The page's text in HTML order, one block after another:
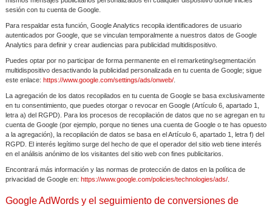
sesión con tu cuenta de Google.
Para respaldar esta función, Google Analytics recopila identificadores de usuario
autenticados por Google, que se vinculan temporalmente a nuestros datos de Google
Analytics para definir y crear audiencias para publicidad multidispositivo.
Puedes optar por no participar de forma permanente en el remarketing/segmentación
multidispositivo desactivando la publicidad personalizada en tu cuenta de Google; sigue
este enlace: https://www.google.com/settings/ads/onweb/.
La agregación de los datos recopilados en tu cuenta de Google se basa exclusivamente
en tu consentimiento, que puedes otorgar o revocar en Google (Artículo 6, apartado 1,
letra a) del RGPD). Para los procesos de recopilación de datos que no se agregan en tu
cuenta de Google (por ejemplo, porque no tienes una cuenta de Google o te has opuesto
a la agregación), la recopilación de datos se basa en el Artículo 6, apartado 1, letra f) del
RGPD. El interés legítimo surge del hecho de que el operador del sitio web tiene interés
en el análisis anónimo de los visitantes del sitio web con fines publicitarios.
Encontrará más información y las normas de protección de datos en la política de
privacidad de Google en: https://www.google.com/policies/technologies/ads/.
Google AdWords y el seguimiento de conversiones de